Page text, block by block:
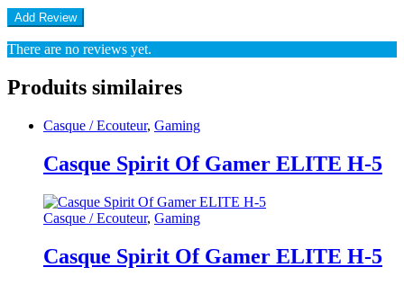
There are no reviews yet.
Produits similaires
Casque / Ecouteur, Gaming
Casque Spirit Of Gamer ELITE H-5
Casque / Ecouteur, Gaming
Casque Spirit Of Gamer ELITE H-5